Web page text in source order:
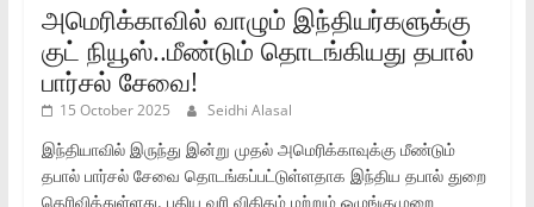
அமெரிக்காவில் வாழும் இந்தியர்களுக்கு
குட் நியூஸ்..மீண்டும் தொடங்கியது தபால்
பார்சல் சேவை!
15 October 2025 Seidhi Alasal
இந்தியாவில் இருந்து இன்று முதல் அமெரிக்காவுக்கு மீண்டும்
தபால் பார்சல் சேவை தொடங்கப்பட்டுள்ளதாக இந்திய தபால் துறை
தெரிவித்துள்ளது. புதிய வரி விகிதம் மற்றும் ஒழுங்குமுறை